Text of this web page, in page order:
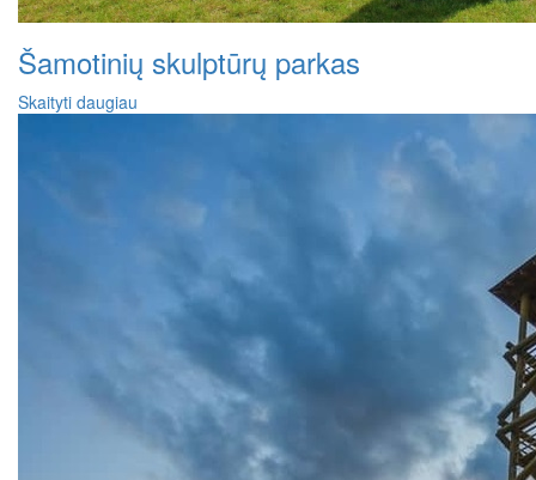
Šamotinių skulptūrų parkas
Skaityti daugiau